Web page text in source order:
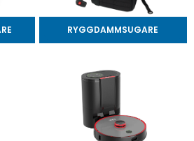
RYGGDAMMSUGARE